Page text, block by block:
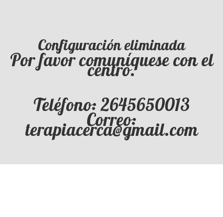
Configuración eliminada
Por favor comuníquese con el
centro.
Teléfono: 2645650013
Correo:
terapiacerca@gmail.com